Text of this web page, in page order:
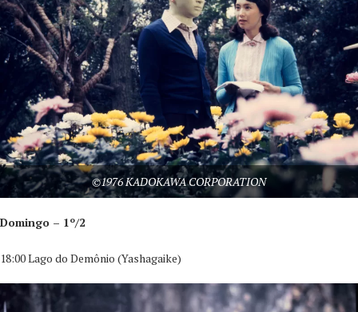
©1976 KADOKAWA CORPORATION
Domingo – 1º/2
18:00 Lago do Demônio (Yashagaike)